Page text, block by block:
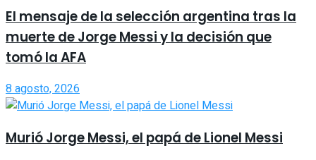
El mensaje de la selección argentina tras la
muerte de Jorge Messi y la decisión que
tomó la AFA
8 agosto, 2026
Murió Jorge Messi, el papá de Lionel Messi